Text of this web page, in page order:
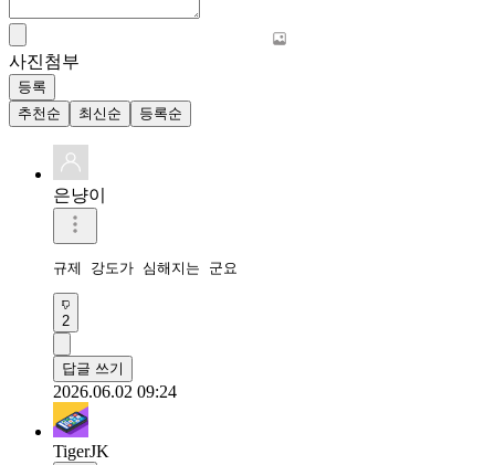
사진첨부
등록
추천순
최신순 등록순
은냥이
규제 강도가 심해지는 군요
2
답글 쓰기
2026.06.02 09:24
TigerJK